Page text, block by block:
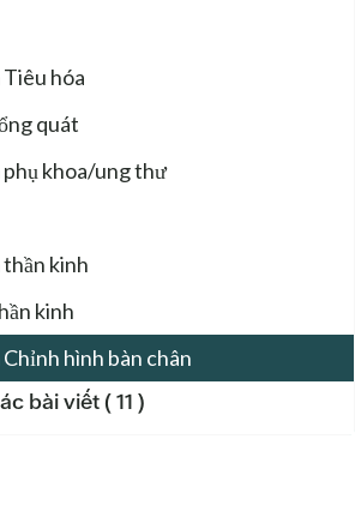
hóa
quát
phụ khoa/ung thư
kinh
kinh
hình bàn chân
bài viết( 11 )